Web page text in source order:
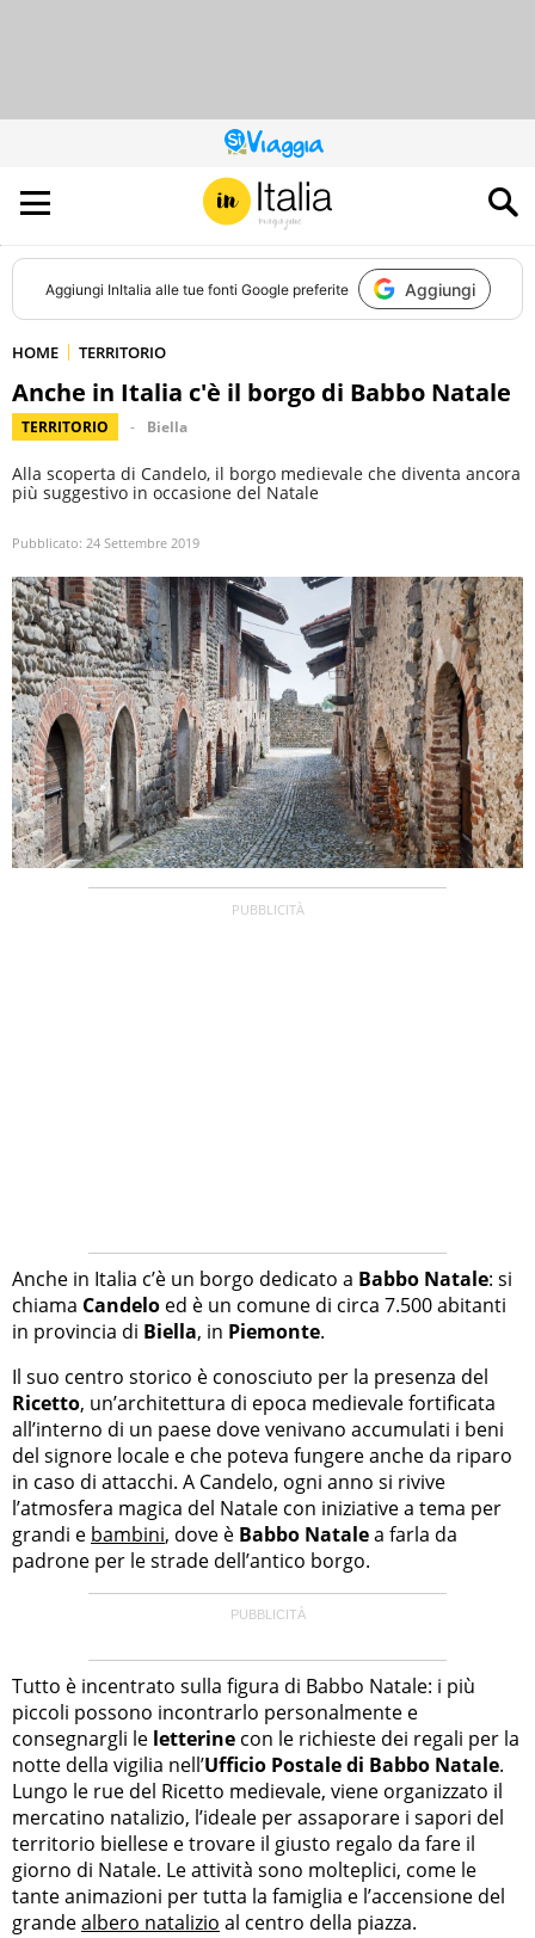
QUESTO
SITO
CONTRIBUISCE
ALL’AUDIENCE
DI
Aggiungi InItalia alle tue fonti Google preferite Aggiungi
HOME TERRITORIO
Anche in Italia c'è il borgo di Babbo Natale
TERRITORIO Biella
Alla scoperta di Candelo, il borgo medievale che diventa ancora
più suggestivo in occasione del Natale
Pubblicato: 24 Settembre 2019
Anche in Italia c’è un borgo dedicato a Babbo Natale: si
chiama Candelo ed è un comune di circa 7.500 abitanti
in provincia di Biella, in Piemonte.
Il suo centro storico è conosciuto per la presenza del
Ricetto, un’architettura di epoca medievale fortificata
all’interno di un paese dove venivano accumulati i beni
del signore locale e che poteva fungere anche da riparo
in caso di attacchi. A Candelo, ogni anno si rivive
l’atmosfera magica del Natale con iniziative a tema per
grandi e bambini, dove è Babbo Natalea farla da
padrone per le strade dell’antico borgo.
Tutto è incentrato sulla figura di Babbo Natale: i più
piccoli possono incontrarlo personalmente e
consegnargli le letterine con le richieste dei regali per la
notte della vigilia nell’Ufficio Postale di Babbo Natale.
Lungo le rue del Ricetto medievale, viene organizzato il
mercatino natalizio, l’ideale per assaporare i sapori del
territorio biellese e trovare il giusto regalo da fare il
giorno di Natale. Le attività sono molteplici, come le
tante animazioni per tutta la famiglia e l’accensione del
grandealbero natalizio al centro della piazza.